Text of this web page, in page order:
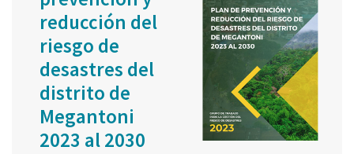
reducción del
riesgo de
desastres del
distrito de
Megantoni
2023 al 2030